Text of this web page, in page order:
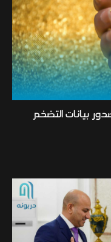
بيانات التضخم